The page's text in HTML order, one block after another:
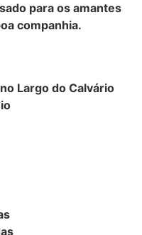
para os amantes
companhia.
Largo do Calvário